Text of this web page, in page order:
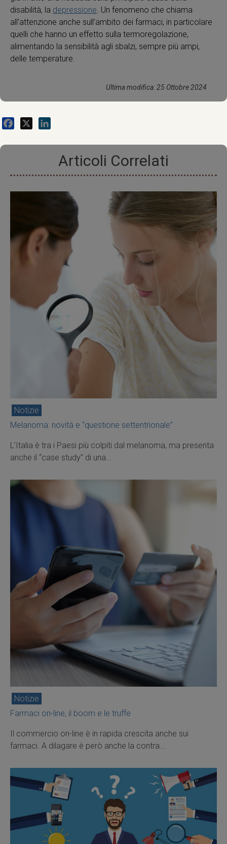
Ultima modifica: 25 Ottobre 2024
disabilità, la depressione. Un fenomeno che chiama
all’attenzione anche sull’ambito dei farmaci, in particolare
quelli che hanno un effetto sulla termoregolazione,
alimentando la sensibilità agli sbalzi, sempre più ampi,
delle temperature.
Articoli Correlati
Notizie
Melanoma: novità e “questione settentrionale”
L’Italia è tra i Paesi più colpiti dal melanoma, ma presenta
anche il “case study” di una...
Notizie
Farmaci on-line, il boom e le truffe
Il commercio on-line è in rapida crescita anche sui
farmaci. A dilagare è però anche la contra...